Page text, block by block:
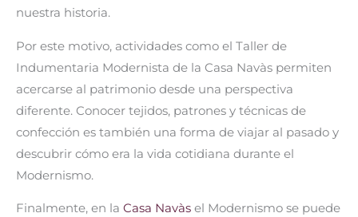
nuestra historia.
Por este motivo, actividades como el Taller de
Indumentaria Modernista de la Casa Navàs permiten
acercarse al patrimonio desde una perspectiva
diferente. Conocer tejidos, patrones y técnicas de
confección es también una forma de viajar al pasado y
descubrir cómo era la vida cotidiana durante el
Modernismo.
Finalmente, en la Casa Navàs el Modernismo se puede